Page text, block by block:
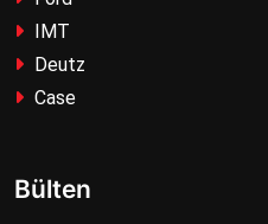
IMT
Deutz
Case
Bülten